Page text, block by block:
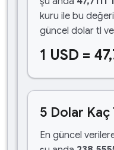
kuru ile bu değeri
güncel dolar tl
1 USD =
5 Dolar Kaç
En güncel